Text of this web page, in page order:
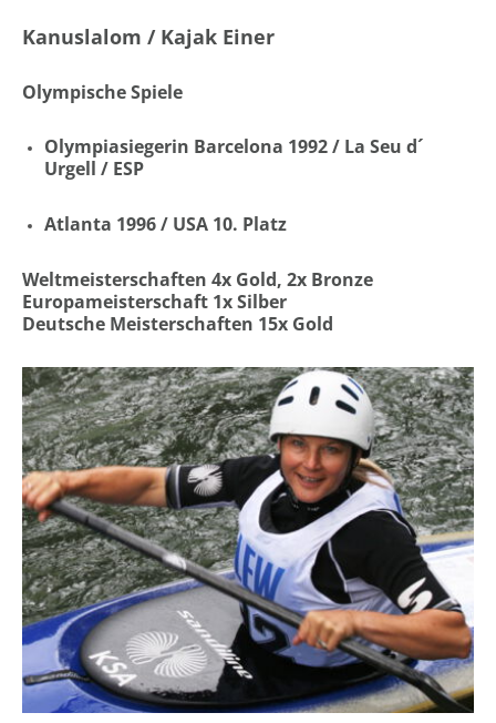
Kanuslalom / Kajak Einer
Olympische Spiele
Olympiasiegerin Barcelona 1992 / La Seu d´
Urgell / ESP
Atlanta 1996 / USA 10. Platz
Weltmeisterschaften 4x Gold, 2x Bronze
Europameisterschaft 1x Silber
Deutsche Meisterschaften 15x Gold